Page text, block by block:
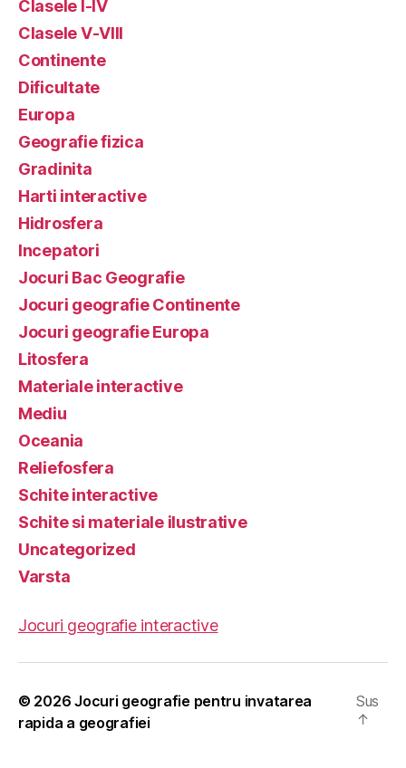
Clasele I-IV
Clasele V-VIII
Continente
Dificultate
Europa
Geografie fizica
Gradinita
Harti interactive
Hidrosfera
Incepatori
Jocuri Bac Geografie
Jocuri geografie Continente
Jocuri geografie Europa
Litosfera
Materiale interactive
Mediu
Oceania
Reliefosfera
Schite interactive
Schite si materiale ilustrative
Uncategorized
Varsta
Jocuri geografie interactive
© 2026Jocuri geografie pentru invatarea
rapida a geografiei
Sus
↑